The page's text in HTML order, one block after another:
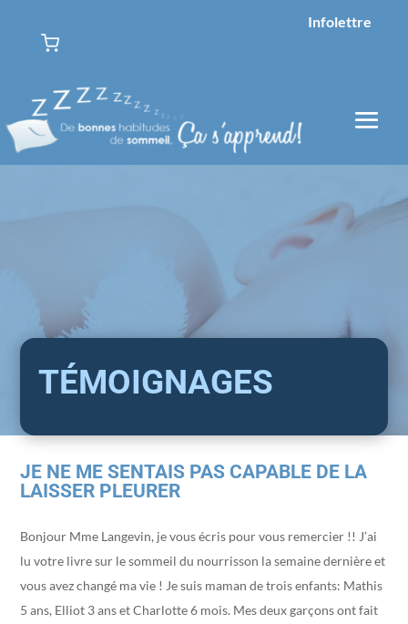
Infolettre
TÉMOIGNAGES
JE NE ME SENTAIS PAS CAPABLE DE LA
LAISSER PLEURER
Bonjour Mme Langevin, je vous écris pour vous remercier !! J’ai
lu votre livre sur le sommeil du nourrisson la semaine dernière et
vous avez changé ma vie ! Je suis maman de trois enfants: Mathis
5 ans, Elliot 3 ans et Charlotte 6 mois. Mes deux garçons ont fait